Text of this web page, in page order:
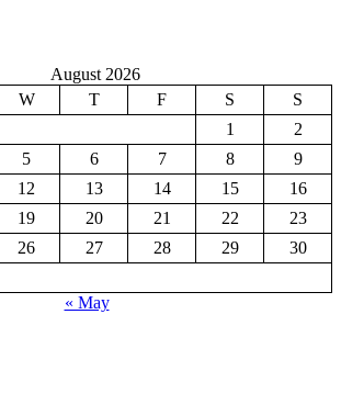
August 2026
W T F S
S
1
2
5 6 7 8
9
12 13 14 15
16
19 20 21 22
23
26 27 28 29
30
« May